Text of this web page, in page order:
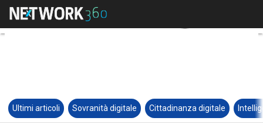
Ultimi articoli Sovranità digitale Cittadinanza digitale